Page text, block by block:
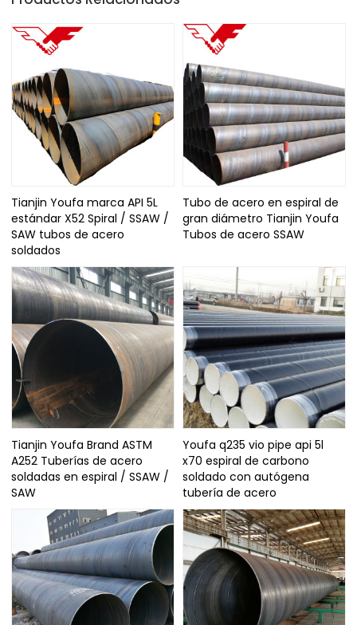
Tianjin Youfa marca API 5L
estándar X52 Spiral / SSAW /
SAW tubos de acero
soldados
Tubo de acero en espiral de
gran diámetro Tianjin Youfa
Tubos de acero SSAW
Tianjin Youfa Brand ASTM
A252 Tuberías de acero
soldadas en espiral / SSAW /
SAW
Youfa q235 vio pipe api 5l
x70 espiral de carbono
soldado con autógena
tubería de acero